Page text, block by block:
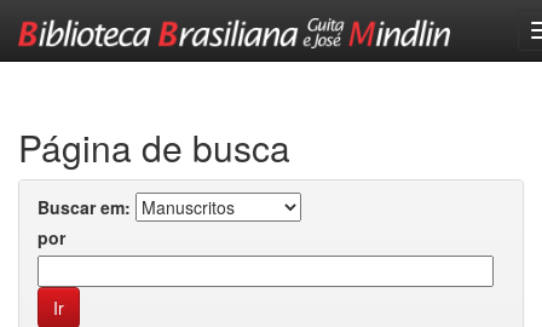
Página de busca
Buscar em:
por